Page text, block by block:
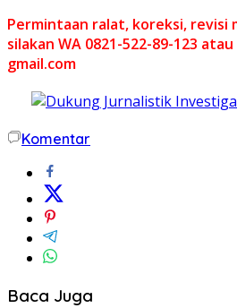
Permintaan ralat, koreksi, revisi
silakan WA 0821-522-89-123
gmail.com
Komentar
Baca Juga